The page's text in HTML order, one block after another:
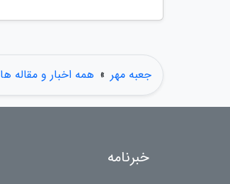
جعبه مهر » همه اخبار و مقاله ها
خبرنامه